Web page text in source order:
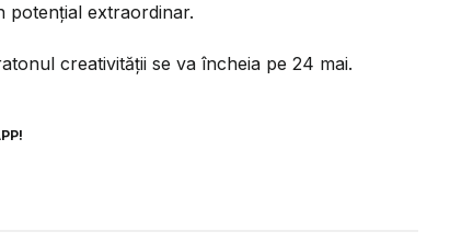
potențial extraordinar.
creativității se va încheia pe 24 mai.